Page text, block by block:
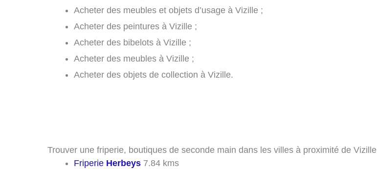
Acheter des meubles et objets d’usage à Vizille ;
Acheter des peintures à Vizille ;
Acheter des bibelots à Vizille ;
Acheter des meubles à Vizille ;
Acheter des objets de collection à Vizille.
Trouver une friperie, boutiques de seconde main dans les villes à proximité de Vizille
Friperie Herbeys 7.84 kms